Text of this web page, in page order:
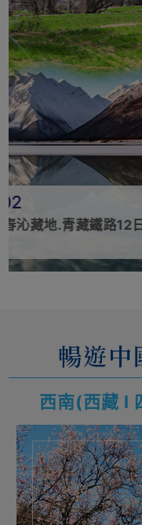
3/14(↑). 3/
花現四川-梨雪釀春
暢遊中
西南(西藏 l